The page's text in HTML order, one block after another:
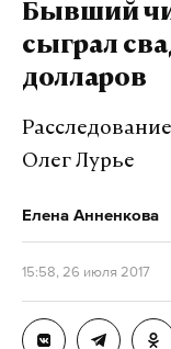
Бывший
сыграл
долларов
Олег Лурье
Елена Анненкова
15:58, 26 июля 2017